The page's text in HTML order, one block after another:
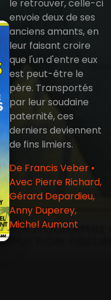
le retrouver, celle-ci
envoie deux de ses
anciens amants, en
leur faisant croire
que l'un d'entre eux
est peut-être le
père. Transportés
par leur soudaine
paternité, ces
derniers deviennent
de fins limiers.
De Francis Veber •
Avec Pierre Richard,
Gérard Depardieu,
Anny Duperey,
Michel Aumont